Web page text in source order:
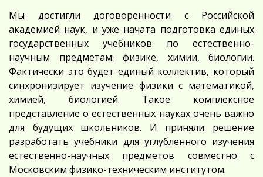
Мы достигли договоренности с Российской
академией наук, и уже начата подготовка единых
государственных учебников по естественно-
научным предметам: физике, химии, биологии.
Фактически это будет единый коллектив, который
синхронизирует изучение физики с математикой,
химией, биологией. Такое комплексное
представление о естественных науках очень важно
для будущих школьников. И приняли решение
разработать учебники для углубленного изучения
естественно-научных предметов совместно с
Московским физико-техническим институтом.